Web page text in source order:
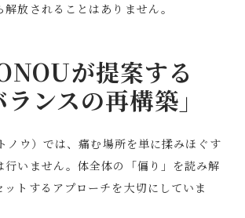
放されることはありません。
が提案する
ランスの再構築」
ウ）では、痛む場所を単に揉みほぐす
行いません。体全体の「偏り」を読み解
ットするアプローチを大切にしていま